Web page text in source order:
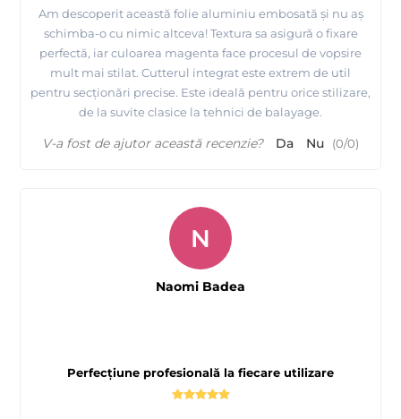
Am descoperit această folie aluminiu embosată și nu aș
schimba-o cu nimic altceva! Textura sa asigură o fixare
perfectă, iar culoarea magenta face procesul de vopsire
mult mai stilat. Cutterul integrat este extrem de util
pentru secționări precise. Este ideală pentru orice stilizare,
de la suvite clasice la tehnici de balayage.
V-a fost de ajutor această recenzie? Da Nu (0/0)
Perfecțiune profesională la fiecare utilizare
N
Naomi Badea